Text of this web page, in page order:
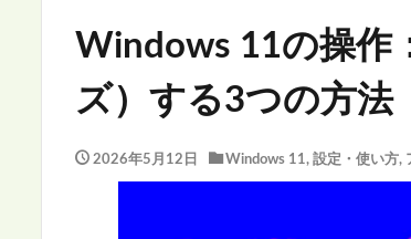
Windows 11の操作
ズ）する3つの方法
2026年5月12日 Windows 11, 設定・使い方,